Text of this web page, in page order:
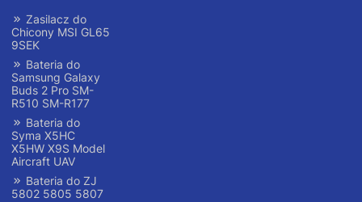
Zasilacz do
Chicony MSI GL65
9SEK
Bateria do
Samsung Galaxy
Buds 2 Pro SM-
R510 SM-R177
Bateria do
Syma X5HC
X5HW X9S Model
Aircraft UAV
Bateria do ZJ
5802 5805 5807